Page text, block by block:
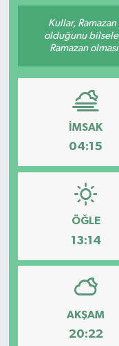
Kullar,
olduğunu
Ramazan
İMSAK
04:15
ÖĞLE
13:14
AKŞAM
20:22
Dumlupınar
Ekonomi
Emet
Foto Galeri
Gediz